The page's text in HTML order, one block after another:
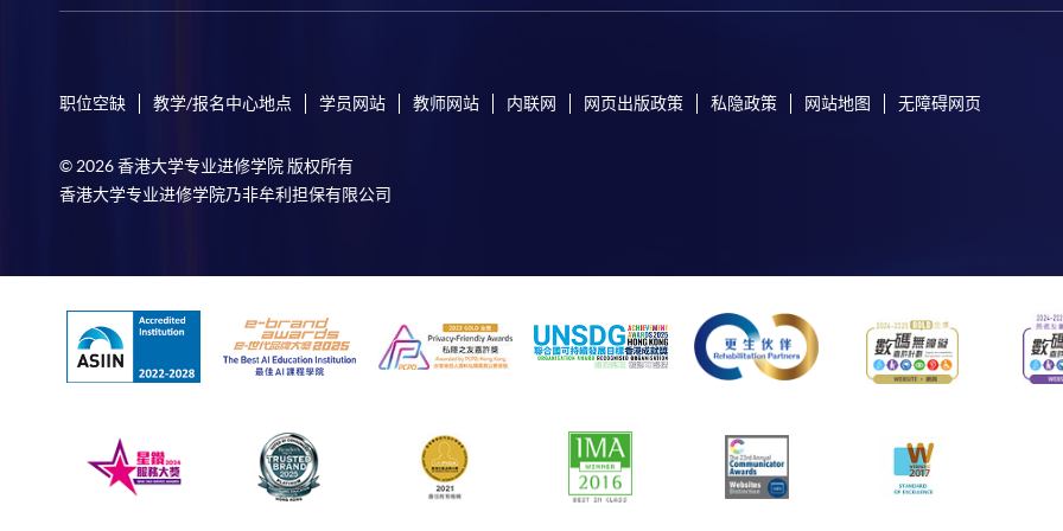
职位空缺 教学/报名中心地点 学员网站 教师网站 内联网 网页出版政策 私隐政策 网站地图 无障碍网页
© 2026 香港大学专业进修学院 版权所有
香港大学专业进修学院乃非牟利担保有限公司